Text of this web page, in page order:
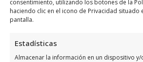
consentimiento, utilizando los botones de la
haciendo clic en el icono de Privacidad situado
pantalla.
Estadísticas
Almacenar la información en un dispositivo y/